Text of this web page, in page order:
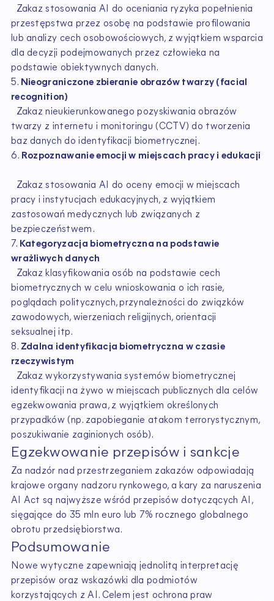
Zakaz stosowania AI do oceniania ryzyka popełnienia
przestępstwa przez osobę na podstawie profilowania
lub analizy cech osobowościowych, z wyjątkiem wsparcia
dla decyzji podejmowanych przez człowieka na
podstawie obiektywnych danych.
5. Nieograniczone zbieranie obrazów twarzy (facial
recognition)
Zakaz nieukierunkowanego pozyskiwania obrazów
twarzy z internetu i monitoringu (CCTV) do tworzenia
baz danych do identyfikacji biometrycznej.
6. Rozpoznawanie emocji w miejscach pracy i edukacji
Zakaz stosowania AI do oceny emocji w miejscach
pracy i instytucjach edukacyjnych, z wyjątkiem
zastosowań medycznych lub związanych z
bezpieczeństwem.
7. Kategoryzacja biometryczna na podstawie
wrażliwych danych
Zakaz klasyfikowania osób na podstawie cech
biometrycznych w celu wnioskowania o ich rasie,
poglądach politycznych, przynależności do związków
zawodowych, wierzeniach religijnych, orientacji
seksualnej itp.
8. Zdalna identyfikacja biometryczna w czasie
rzeczywistym
Zakaz wykorzystywania systemów biometrycznej
identyfikacji na żywo w miejscach publicznych dla celów
egzekwowania prawa, z wyjątkiem określonych
przypadków (np. zapobieganie atakom terrorystycznym,
poszukiwanie zaginionych osób).
Egzekwowanie przepisów i sankcje
Za nadzór nad przestrzeganiem zakazów odpowiadają
krajowe organy nadzoru rynkowego, a kary za naruszenia
AI Act są najwyższe wśród przepisów dotyczących AI,
sięgające do 35 mln euro lub 7% rocznego globalnego
obrotu przedsiębiorstwa.
Podsumowanie
Nowe wytyczne zapewniają jednolitą interpretację
przepisów oraz wskazówki dla podmiotów
korzystających z AI. Celem jest ochrona praw